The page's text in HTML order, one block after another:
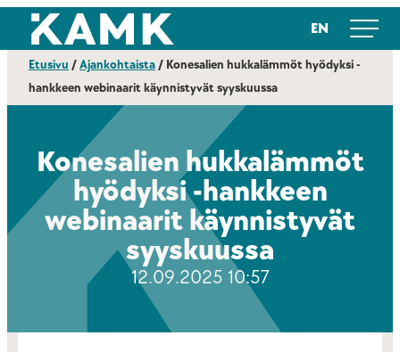
Siirry
suoraan
sisältöön
Kajaanin ammattikorkeakoulu EN
Etusivu /Ajankohtaista/ Konesalien hukkalämmöt hyödyksi -
hankkeen webinaarit käynnistyvät syyskuussa
Konesalien hukkalämmöt
hyödyksi -hankkeen
webinaarit käynnistyvät
syyskuussa
12.09.2025 10:57